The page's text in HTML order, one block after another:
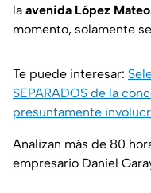
la avenida López
momento, solamente
Te puede interesar:
SEPARADOS de la
presuntamente
Analizan más de 80
empresario Daniel